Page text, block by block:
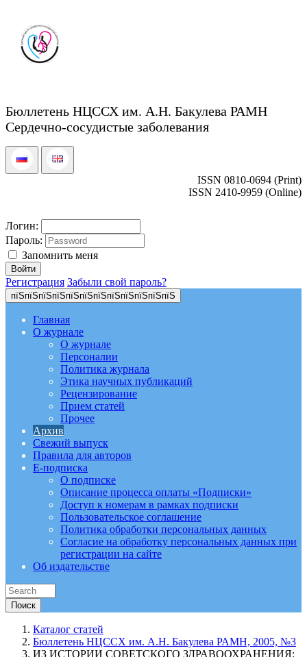
Бюллетень НЦССХ им. А.Н. Бакулева РАМН
Сердечно-сосудистые заболевания
ISSN 0810-0694 (Print)
ISSN 2410-9959 (Online)
Логин:
Пароль:
Запомнить меня
Регистрация Забыли свой пароль?
пїЅпїЅпїЅпїЅпїЅпїЅпїЅпїЅпїЅпїЅпїЅпїЅ
Главная
О журнале
О журнале
Персоналии
Политика журнала
Этика научных публикаций
Рецензирование
Прием статей
Прочее
Архив
Свежий выпуск
Правила для авторов
E-подписка
О подписке
Описание процесса оплаты «Подписки»
Доступ к номерам в рамках подписки
Пользовательское соглашение
Политика обработки персональных данных
Согласие на обработку персональных данных при
регистрации на сайте
Об издательстве
Каталог статей
Бюллетень НЦССХ им. А.Н. Бакулева РАМН, 2005, №3
ИЗ ИСТОРИИ СОВЕТСКОГО ЗДРАВООХРАНЕНИЯ: